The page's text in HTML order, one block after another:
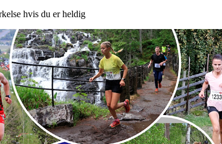
hvis du er heldig